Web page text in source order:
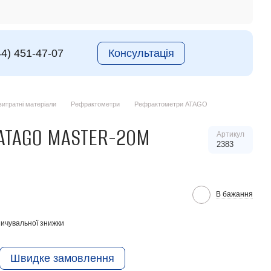
451-47-07 Консультація
матеріали Рефрактометри Рефрактометри ATAGO
MASTER-20M Артикул
2383
В бажання
знижки
Швидке замовлення